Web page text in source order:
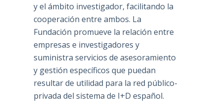
y el ámbito investigador, facilitando la
cooperación entre ambos. La
Fundación promueve la relación entre
empresas e investigadores y
suministra servicios de asesoramiento
y gestión específicos que puedan
resultar de utilidad para la red público-
privada del sistema de I+D español.